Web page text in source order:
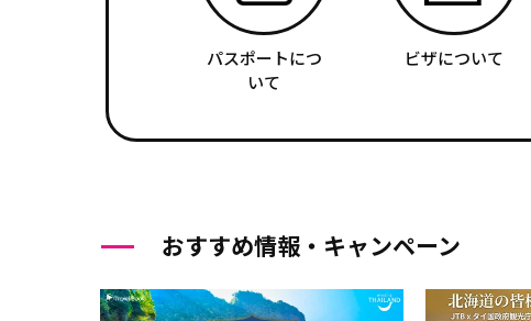
パスポートにつ
いて
ビザについて
おすすめ情報・キャンペーン